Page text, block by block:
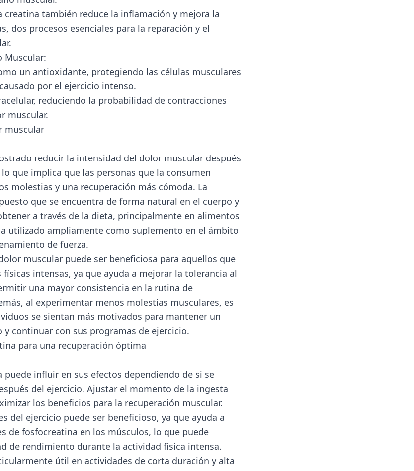
creatina también reduce la inflamación y mejora la
dos procesos esenciales para la reparación y el
Muscular:
un antioxidante, protegiendo las células musculares
por el ejercicio intenso.
reduciendo la probabilidad de contracciones
muscular.
muscular
reducir la intensidad del dolor muscular después
que implica que las personas que la consumen
molestias y una recuperación más cómoda. La
que se encuentra de forma natural en el cuerpo y
a través de la dieta, principalmente en alimentos
utilizado ampliamente como suplemento en el ámbito
de fuerza.
muscular puede ser beneficiosa para aquellos que
físicas intensas, ya que ayuda a mejorar la tolerancia al
una mayor consistencia en la rutina de
al experimentar menos molestias musculares, es
se sientan más motivados para mantener un
y continuar con sus programas de ejercicio.
para una recuperación óptima
puede influir en sus efectos dependiendo de si se
del ejercicio. Ajustar el momento de la ingesta
los beneficios para la recuperación muscular.
del ejercicio puede ser beneficioso, ya que ayuda a
de fosfocreatina en los músculos, lo que puede
de rendimiento durante la actividad física intensa.
útil en actividades de corta duración y alta